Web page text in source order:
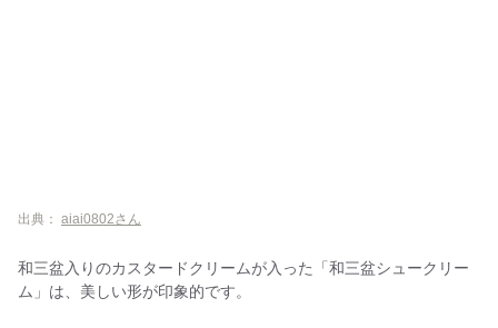
出典： aiai0802さん
和三盆入りのカスタードクリームが入った「和三盆シュークリー
ム」は、美しい形が印象的です。